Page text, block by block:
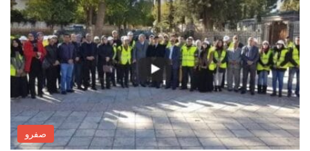
صفرو